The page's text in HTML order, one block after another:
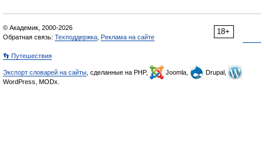
18+
© Академик, 2000-2026
Обратная связь: Техподдержка Реклама на сайте
👣 Путешествия
Экспорт словарей на сайты , сделанные на PHP, Joomla,
Drupal,
WordPress, MODx.